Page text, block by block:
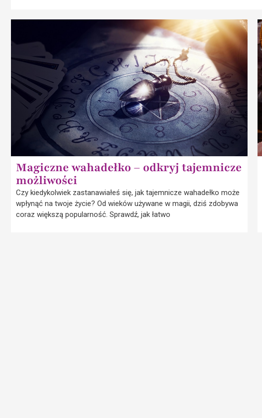
Magiczne wahadełko – odkryj tajemnicze
możliwości
Czy kiedykolwiek zastanawiałeś się, jak tajemnicze wahadełko może
wpłynąć na twoje życie? Od wieków używane w magii, dziś zdobywa
coraz większą popularność. Sprawdź, jak łatwo